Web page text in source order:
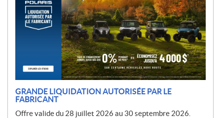
GRANDE LIQUIDATION AUTORISÉE PAR LE
FABRICANT
Offre valide du 28 juillet 2026 au 30 septembre 2026.